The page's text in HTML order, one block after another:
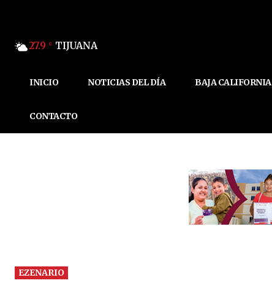
27.9 C TIJUANA
INICIO NOTICIAS DEL DÍA BAJA CALIFORNIA
CONTACTO
EZENARIO